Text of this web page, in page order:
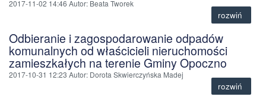
2017-11-02 14:46 Autor: Beata Tworek
rozwiń
Odbieranie i zagospodarowanie odpadów
komunalnych od właścicieli nieruchomości
zamieszkałych na terenie Gminy Opoczno
2017-10-31 12:23 Autor: Dorota Skwierczyńska Madej
rozwiń